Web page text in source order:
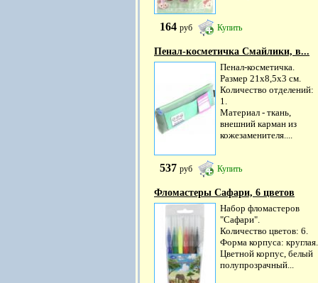
164 руб Купить
Пенал-косметичка Смайлики, в...
Пенал-косметичка.
Размер 21х8,5х3 см.
Количество отделений:
1.
Материал - ткань,
внешний карман из
кожезаменителя....
537 руб Купить
Фломастеры Сафари, 6 цветов
Набор фломастеров
"Сафари".
Количество цветов: 6.
Форма корпуса: круглая.
Цветной корпус, белый
полупрозрачный...